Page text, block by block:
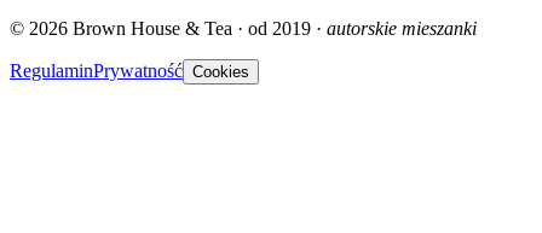
© 2026 Brown House & Tea · od 2019 · autorskie mieszanki
RegulaminPrywatność Cookies